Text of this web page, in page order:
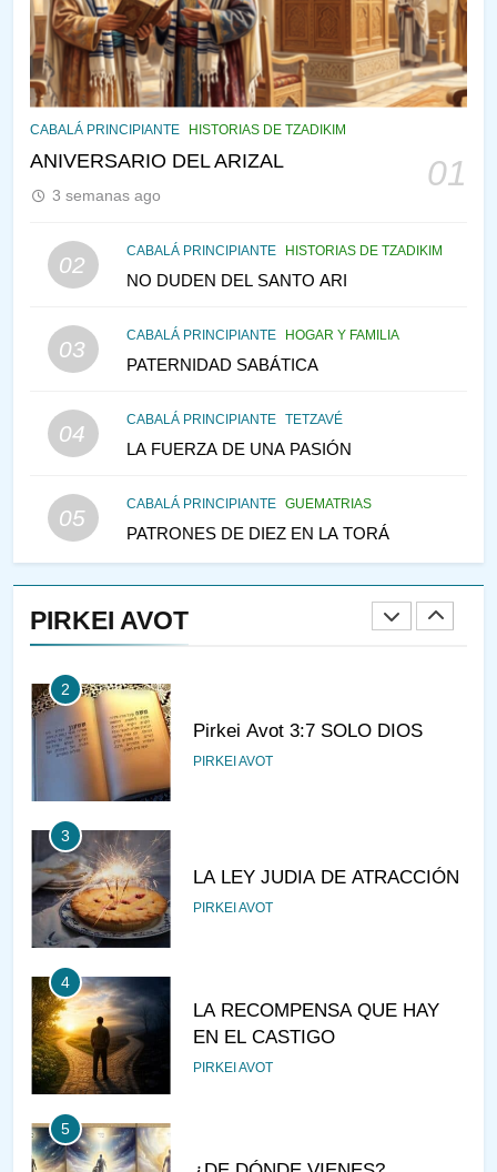
CABALÁ PRINCIPIANTE HISTORIAS DE TZADIKIM
ANIVERSARIO DEL ARIZAL 01
3 semanas ago
02
CABALÁ PRINCIPIANTE HISTORIAS DE TZADIKIM
NO DUDEN DEL SANTO ARI
03
CABALÁ PRINCIPIANTE HOGAR Y FAMILIA
PATERNIDAD SABÁTICA
04
CABALÁ PRINCIPIANTE TETZAVÉ
LA FUERZA DE UNA PASIÓN
05
CABALÁ PRINCIPIANTE GUEMATRIAS
PATRONES DE DIEZ EN LA TORÁ
PIRKEI AVOT
VE LO QUE VA A NACER
PENSAMIENTO JUDÍO PIRKEI AVOT
144
CABALÁ Y JASIDUT: EL
CONSEJO DE LOS PADRES
145
TEMPLO Y LA ALEGRÍA EN
VEAMOS ¿POR QUÉ
IEHOSHÚA? Y LA QUEJA DE
1
CONVERSAR CON LA MUJER
A LA LUZ DEL JUDAÍSMO
AMOR, PAREJA Y MATRIMONIO
2
Pirkei Avot 3:7 SOLO DIOS
PIRKEI AVOT
3
LA LEY JUDIA DE ATRACCIÓN
PIRKEI AVOT
4
LA RECOMPENSA QUE HAY
EN EL CASTIGO
PIRKEI AVOT
5